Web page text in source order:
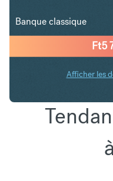
Ft5
Banque classique
Afficher les